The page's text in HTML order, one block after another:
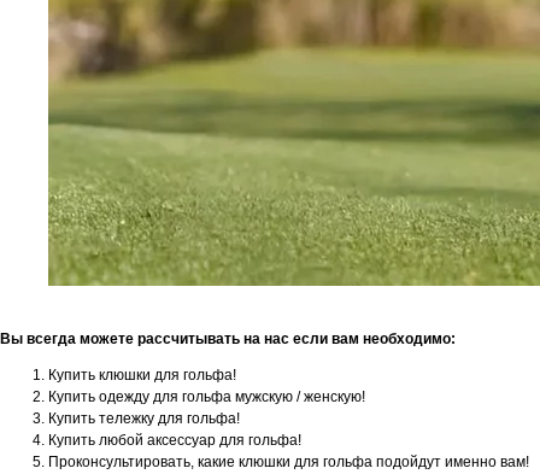
Вы всегда можете рассчитывать на нас если вам необходимо:
Купить клюшки для гольфа!
Купить одежду для гольфа мужскую / женскую!
Купить тележку для гольфа!
Купить любой аксессуар для гольфа!
Проконсультировать, какие клюшки для гольфа подойдут именно вам!